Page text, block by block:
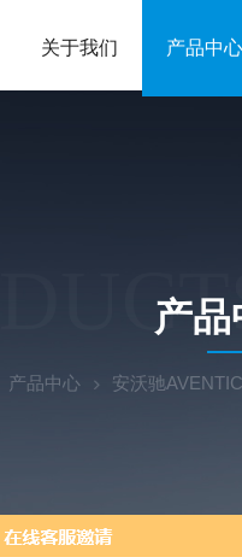
关于我们 产品中心
产品
产品中心 安沃驰